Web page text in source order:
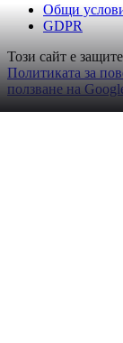
Общи
GDPR
Този сайт е
Политиката за
ползване на